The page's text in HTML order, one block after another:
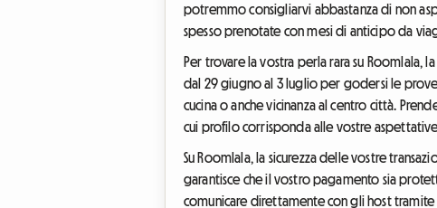
potremmo consigliarvi abbastanza di non
spesso prenotate con mesi di anticipo da
Per trovare la vostra perla rara su Roomlala,
dal 29 giugno al 3 luglio per godersi le prove
cucina o anche vicinanza al centro città.
cui profilo corrisponda alle vostre
Su Roomlala, la sicurezza delle vostre
garantisce che il vostro pagamento sia
comunicare direttamente con gli host